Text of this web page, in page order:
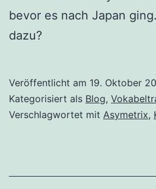
bevor es nach Japan
dazu?
Veröffentlicht am 19. Oktober
Kategorisiert als Blog,
Verschlagwortet mit Asymetrix,